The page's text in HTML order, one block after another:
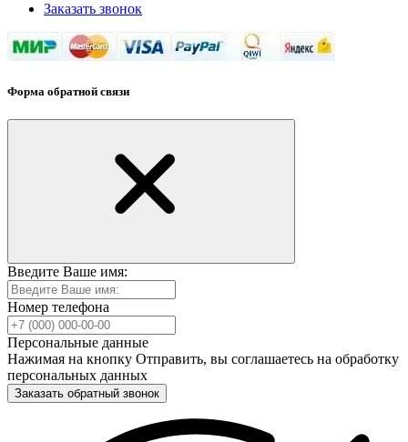
Заказать звонок
Форма обратной связи
Введите Ваше имя:
Номер телефона
Персональные данные
Нажимая на кнопку Отправить, вы соглашаетесь на обработку
персональных данных
Заказать обратный звонок